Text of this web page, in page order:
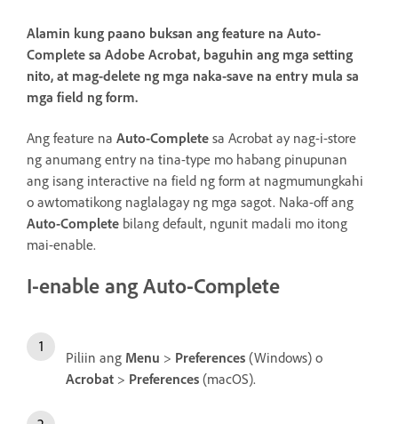
Alamin kung paano buksan ang feature na Auto-
Complete sa Adobe Acrobat, baguhin ang mga setting
nito, at mag-delete ng mga naka-save na entry mula sa
mga field ng form.
Ang feature na Auto-Complete sa Acrobat ay nag-i-store
ng anumang entry na tina-type mo habang pinupunan
ang isang interactive na field ng form at nagmumungkahi
o awtomatikong naglalagay ng mga sagot. Naka-off ang
Auto-Complete bilang default, ngunit madali mo itong
mai-enable.
I-enable ang Auto-Complete
Piliin ang Menu > Preferences (Windows) o
Acrobat > Preferences (macOS).